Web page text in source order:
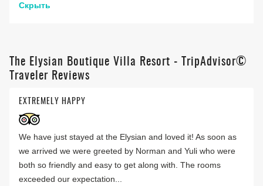
Скрыть
The Elysian Boutique Villa Resort - TripAdvisor©
Traveler Reviews
EXTREMELY HAPPY
We have just stayed at the Elysian and loved it! As soon as
we arrived we were greeted by Norman and Yuli who were
both so friendly and easy to get along with. The rooms
exceeded our expectation...